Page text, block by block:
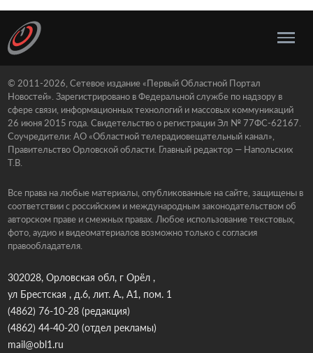
© 2011-2026, Сетевое издание «Первый Областной Портал
Новостей». Зарегистрировано в Федеральной службе по надзору в
сфере связи, информационных технологий и массовых коммуникаций
26 июня 2015 года. Свидетельство о регистрации Эл № 77ФС-62167.
Соучредители: АО «Областной телерадиовещательный канал»,
Правительство Орловской области. Главный редактор — Напольских
Т.В.
Все права на любые материалы, опубликованные на сайте, защищены в
соответствии с российским и международным законодательством об
авторском праве и смежных правах. Любое использование текстовых,
фото, аудио и видеоматериалов возможно только с согласия
правообладателя.
302028, Орловская обл, г Орёл ,
ул Брестская , д.6, лит. А., А1, пом. 1
(4862) 76-10-28(редакция)
(4862) 44-40-20(отдел рекламы)
mail@obl1.ru